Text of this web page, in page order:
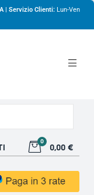
| Servizio Clienti: Lun-Ven
0
0,00 €